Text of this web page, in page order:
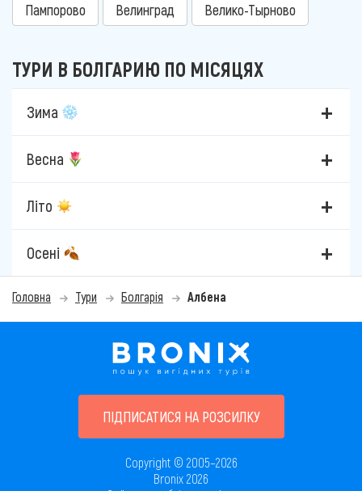
Пампорово Велинград Велико-Тырново
ТУРИ В БОЛГАРИЮ ПО МІСЯЦЯХ
Зима
Весна
Літо
Осені
Головна Тури Болгарія Албена
ПІДПИСАТИСЯ НА РОЗСИЛКУ
Copyright © 2005–2026
Bronix 2026